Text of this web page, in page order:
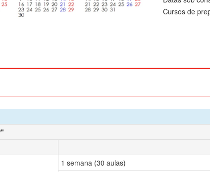
Cursos de
1 semana (30 aulas)